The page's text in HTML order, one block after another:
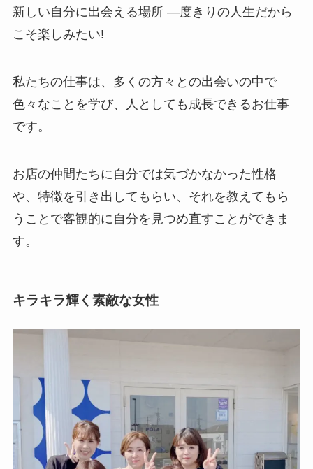
新しい自分に出会える場所 ―度きりの人生だから
こそ楽しみたい!
私たちの仕事は、多くの方々との出会いの中で
色々なことを学び、人としても成長できるお仕事
です。
お店の仲間たちに自分では気づかなかった性格
や、特徴を引き出してもらい、それを教えてもら
うことで客観的に自分を見つめ直すことができま
す。
キラキラ輝く素敵な女性